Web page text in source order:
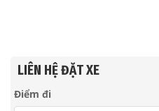
LIÊN HỆ ĐẶT XE
Điểm đi